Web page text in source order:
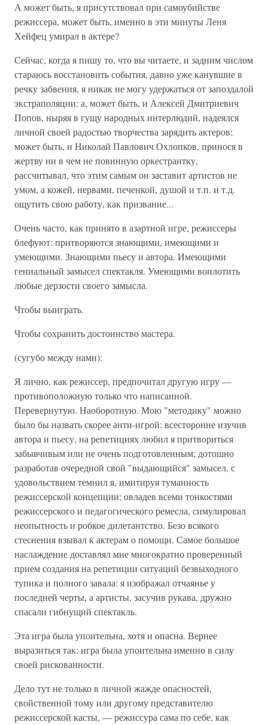
А может быть, я присутствовал при самоубийстве
режиссера, может быть, именно в эти минуты Леня
Хейфец умирал в актере?
Сейчас, когда я пишу то, что вы читаете, и задним числом
стараюсь восстановить события, давно уже канувшие в
речку забвения, я никак не могу удержаться от запоздалой
экстраполяции: а, может быть, и Алексей Дмитриевич
Попов, ныряя в гущу народных интерлюдий, надеялся
личной своей радостью творчества зарядить актеров;
может быть, и Николай Павлович Охлопков, принося в
жертву ни в чем не повинную оркестрантку,
рассчитывал, что этим самым он заставит артистов не
умом, а кожей, нервами, печенкой, душой и т.п. и т.д.
ощутить свою работу, как призвание...
Очень часто, как принято в азартной игре, режиссеры
блефуют: притворяются знающими, имеющими и
умеющими. Знающими пьесу и автора. Имеющими
гениальный замысел спектакля. Умеющими воплотить
любые дерзости своего замысла.
Чтобы выиграть.
Чтобы сохранить достоинство мастера.
(сугубо между нами):
Я лично, как режиссер, предпочитал другую игру —
противоположную только что написанной.
Перевернутую. Наоборотную. Мою "методику" можно
было бы назвать скорее анти-игрой: всесторонне изучив
автора и пьесу, на репетициях любил я притвориться
забывчивым или не очень подготовленным; дотошно
разработав очередной свой "выдающийся" замысел, с
удовольствием темнил я, имитируя туманность
режиссерской концепции; овладев всеми тонкостями
режиссерского и педагогического ремесла, симулировал
неопытность и робкое дилетантство. Безо всякого
стеснения взывал к актерам о помощи. Самое большое
наслаждение доставлял мне многократно проверенный
прием создания на репетиции ситуаций безвыходного
тупика и полного завала: я изображал отчаянье у
последней черты, а артисты, засучив рукава, дружно
спасали гибнущий спектакль.
Эта игра была упоительна, хотя и опасна. Вернее
выразиться так: игра была упоительна именно в силу
своей рискованности.
Дело тут не только в личной жажде опасностей,
свойственной тому или другому представителю
режиссерской касты, — режиссура сама по себе, как